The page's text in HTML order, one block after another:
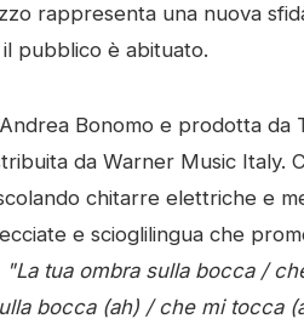
rappresenta una nuova
pubblico è abituato.
Bonomo e prodotta da
da Warner Music Italy.
chitarre elettriche e
e scioglilingua che
"La tua ombra sulla bocca /
bocca (ah) / che mi tocca